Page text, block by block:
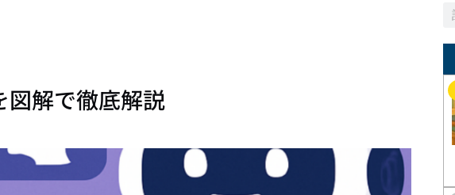
図解で徹底解説
検